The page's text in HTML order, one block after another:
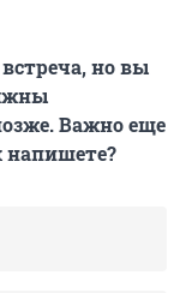
но вы
Важно еще
напишете?